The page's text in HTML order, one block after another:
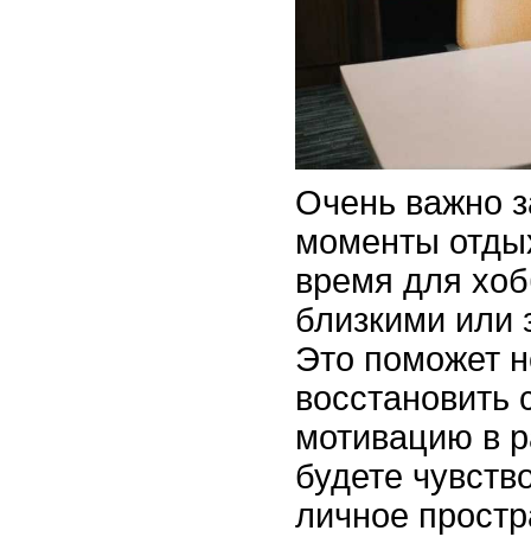
Очень важно
моменты
время для
близкими или
Это поможет
восстановить
мотивацию в
будете
личное